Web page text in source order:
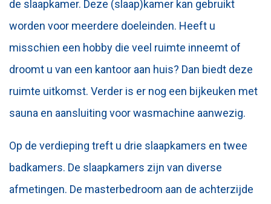
de slaapkamer. Deze (slaap)kamer kan gebruikt
worden voor meerdere doeleinden. Heeft u
misschien een hobby die veel ruimte inneemt of
droomt u van een kantoor aan huis? Dan biedt deze
ruimte uitkomst. Verder is er nog een bijkeuken met
sauna en aansluiting voor wasmachine aanwezig.
Op de verdieping treft u drie slaapkamers en twee
badkamers. De slaapkamers zijn van diverse
afmetingen. De masterbedroom aan de achterzijde